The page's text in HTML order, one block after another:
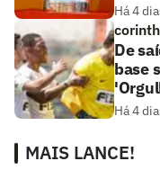
Há 4
De
base
Há 4
MAIS LANCE!